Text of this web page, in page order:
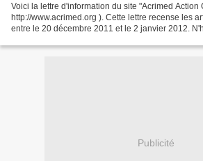
Voici la lettre d'information du site "Acrimed Action
http://www.acrimed.org ). Cette lettre recense les
entre le 20 décembre 2011 et le 2 janvier 2012.
Publicité